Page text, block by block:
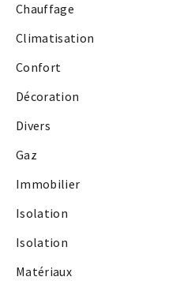
Chauffage
Climatisation
Confort
Décoration
Divers
Gaz
Immobilier
Isolation
Isolation
Matériaux